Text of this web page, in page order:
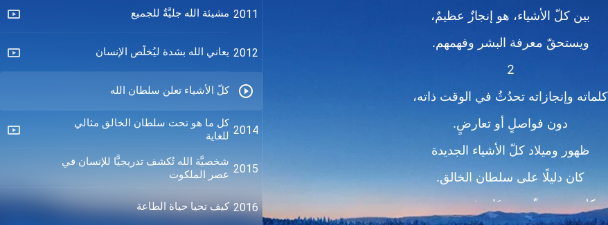
بين كلّ الأشياء، هو إنجازٌ عظيمٌ،
ويستحقّ معرفة البشر وفهمهم.
2
كلماته وإنجازاته تحدُثُ في الوقت ذاته،
دون فواصلٍ أو تعارضٍ.
ظهور وميلاد كلّ الأشياء الجديدة
كان دليلًا على سلطان الخالق.
كلمته ستتحقّق، دومًا يوفي بوعده،
2011 مشيئة الله جليَّةٌ للجميع
2012 يعاني الله بشدة ليُخلِّص الإنسان
كلّ الأشياء تعلن سلطان الله
2014
كل ما هو تحت سلطان الخالق مثالي
للغاية
2015
شخصيَّة الله تُكشف تدريجيًّا للإنسان في
عصر الملكوت
2016 كيف تحيا حياة الطاعة